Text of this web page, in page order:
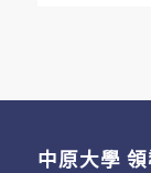
中原大學